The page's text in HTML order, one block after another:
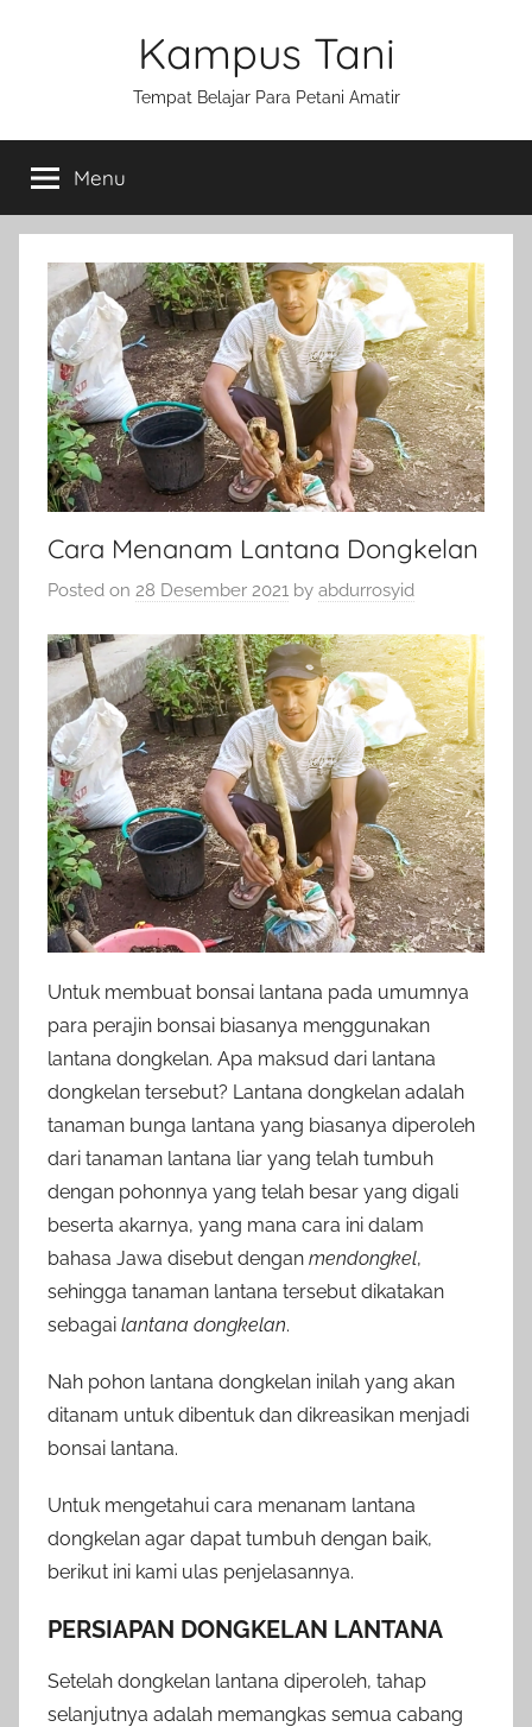
Kampus Tani
Tempat Belajar Para Petani Amatir
Menu
Cara Menanam Lantana Dongkelan
Posted on 28 Desember 2021 by abdurrosyid
Untuk membuat bonsai lantana pada umumnya
para perajin bonsai biasanya menggunakan
lantana dongkelan. Apa maksud dari lantana
dongkelan tersebut? Lantana dongkelan adalah
tanaman bunga lantana yang biasanya diperoleh
dari tanaman lantana liar yang telah tumbuh
dengan pohonnya yang telah besar yang digali
beserta akarnya, yang mana cara ini dalam
bahasa Jawa disebut dengan mendongkel,
sehingga tanaman lantana tersebut dikatakan
sebagai lantana dongkelan.
Nah pohon lantana dongkelan inilah yang akan
ditanam untuk dibentuk dan dikreasikan menjadi
bonsai lantana.
Untuk mengetahui cara menanam lantana
dongkelan agar dapat tumbuh dengan baik,
berikut ini kami ulas penjelasannya.
PERSIAPAN DONGKELAN LANTANA
Setelah dongkelan lantana diperoleh, tahap
selanjutnya adalah memangkas semua cabang